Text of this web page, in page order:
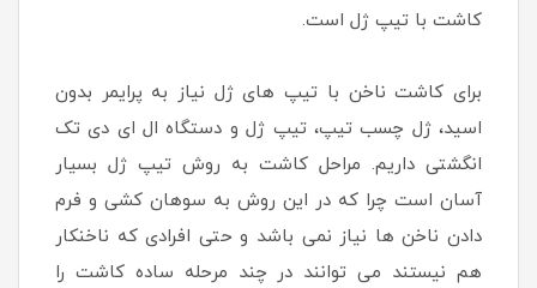
کاشت با تیپ ژل است.
برای کاشت ناخن با تیپ های ژل نیاز به پرایمر بدون
اسید، ژل چسب تیپ، تیپ ژل و دستگاه ال ای دی تک
انگشتی داریم. مراحل کاشت به روش تیپ ژل بسیار
آسان است چرا که در این روش به سوهان کشی و فرم
دادن ناخن ها نیاز نمی باشد و حتی افرادی که ناخنکار
هم نیستند می توانند در چند مرحله ساده کاشت را